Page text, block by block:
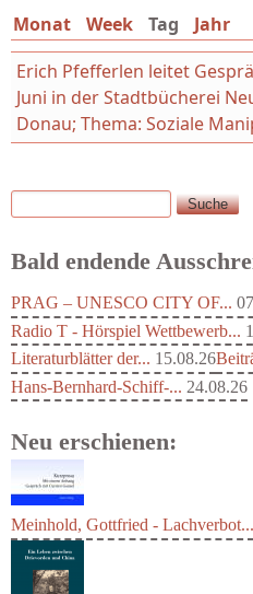
Monat Week Tag (aktiver
Jahr
Erich Pfefferlen leitet
Juni in der Stadtbücherei
Donau; Thema: Soziale
Suchformular
Suche
Bald endende
PRAG – UNESCO CITY OF...
Radio T - Hörspiel Wettbewerb...
Literaturblätter der... 15.08.26
Hans-Bernhard-Schiff-... 24.08.26
Neu erschienen:
Meinhold, Gottfried - Lachverbot...